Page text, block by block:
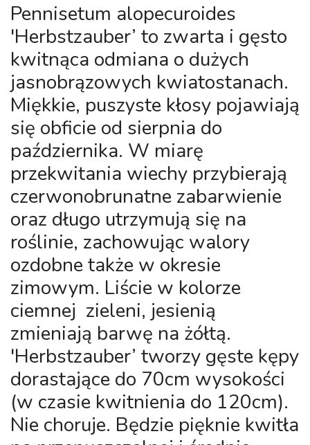
Pennisetum alopecuroides
'Herbstzauber’ to zwarta i gęsto
kwitnąca odmiana o dużych
jasnobrązowych kwiatostanach.
Miękkie, puszyste kłosy pojawiają
się obficie od sierpnia do
października. W miarę
przekwitania wiechy przybierają
czerwonobrunatne zabarwienie
oraz długo utrzymują się na
roślinie, zachowując walory
ozdobne także w okresie
zimowym. Liście w kolorze
ciemnej zieleni, jesienią
zmieniają barwę na żółtą.
'Herbstzauber’ tworzy gęste kępy
dorastające do 70cm wysokości
(w czasie kwitnienia do 120cm).
Nie choruje. Będzie pięknie kwitła